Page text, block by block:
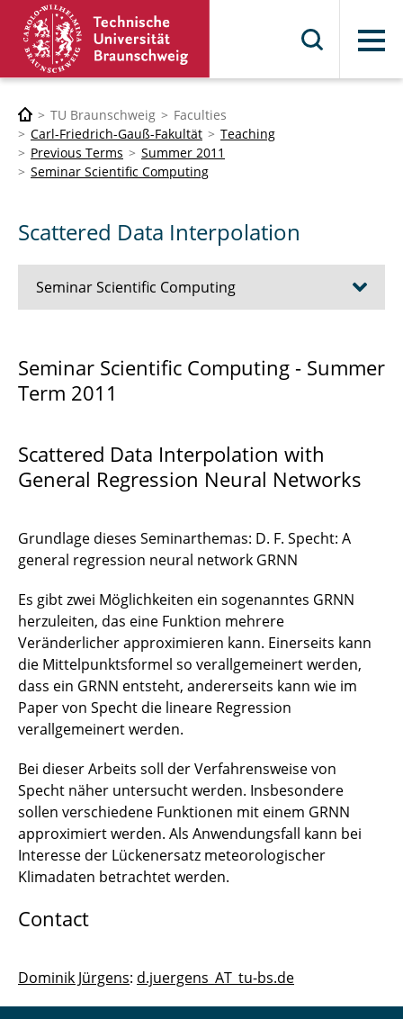
Menu
TU Braunschweig
Faculties
Carl-Friedrich-Gauß-Fakultät
Teaching
Previous Terms
Summer 2011
Seminar Scientific Computing
Scattered Data Interpolation
Seminar Scientific Computing
Sparse data representation
Stiff and nonstiff systems of ODES
Neural Network
Implementing probabilistic Neural Networks
Partioned Runge-Kutta methods
Hierarchical matrices
Parallel Multigrid-Methods for Finite Element
Decision trees
Strongly Coupled Systems
Loosely Coupled Systems
Seminar Scientific Computing - Summer
Term 2011
Scattered Data Interpolation with
General Regression Neural Networks
Grundlage dieses Seminarthemas: D. F. Specht: A
general regression neural network GRNN
Es gibt zwei Möglichkeiten ein sogenanntes GRNN
herzuleiten, das eine Funktion mehrere
Veränderlicher approximieren kann. Einerseits kann
die Mittelpunktsformel so verallgemeinert werden,
dass ein GRNN entsteht, andererseits kann wie im
Paper von Specht die lineare Regression
verallgemeinert werden.
Bei dieser Arbeits soll der Verfahrensweise von
Specht näher untersucht werden. Insbesondere
sollen verschiedene Funktionen mit einem GRNN
approximiert werden. Als Anwendungsfall kann bei
Interesse der Lückenersatz meteorologischer
Klimadaten betrachtet werden.
Contact
Dominik Jürgens: d.juergens_AT_tu-bs.de